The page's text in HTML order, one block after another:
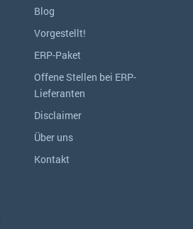
Blog
Vorgestellt!
ERP-Paket
Offene Stellen bei ERP-
Lieferanten
Disclaimer
Über uns
Kontakt